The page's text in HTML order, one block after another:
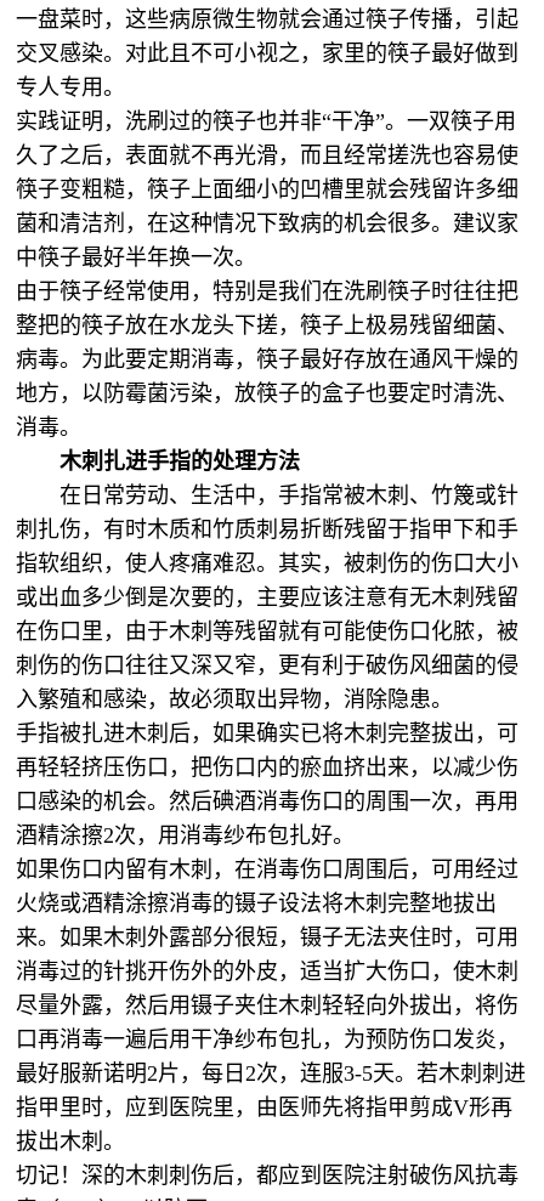
一盘菜时，这些病原微生物就会通过筷子传播，引起
交叉感染。对此且不可小视之，家里的筷子最好做到
专人专用。
实践证明，洗刷过的筷子也并非“干净”。一双筷子用
久了之后，表面就不再光滑，而且经常搓洗也容易使
筷子变粗糙，筷子上面细小的凹槽里就会残留许多细
菌和清洁剂，在这种情况下致病的机会很多。建议家
中筷子最好半年换一次。
由于筷子经常使用，特别是我们在洗刷筷子时往往把
整把的筷子放在水龙头下搓，筷子上极易残留细菌、
病毒。为此要定期消毒，筷子最好存放在通风干燥的
地方，以防霉菌污染，放筷子的盒子也要定时清洗、
消毒。
木刺扎进手指的处理方法
在日常劳动、生活中，手指常被木刺、竹篾或针
刺扎伤，有时木质和竹质刺易折断残留于指甲下和手
指软组织，使人疼痛难忍。其实，被刺伤的伤口大小
或出血多少倒是次要的，主要应该注意有无木刺残留
在伤口里，由于木刺等残留就有可能使伤口化脓，被
刺伤的伤口往往又深又窄，更有利于破伤风细菌的侵
入繁殖和感染，故必须取出异物，消除隐患。
手指被扎进木刺后，如果确实已将木刺完整拔出，可
再轻轻挤压伤口，把伤口内的瘀血挤出来，以减少伤
口感染的机会。然后碘酒消毒伤口的周围一次，再用
酒精涂擦2次，用消毒纱布包扎好。
如果伤口内留有木刺，在消毒伤口周围后，可用经过
火烧或酒精涂擦消毒的镊子设法将木刺完整地拔出
来。如果木刺外露部分很短，镊子无法夹住时，可用
消毒过的针挑开伤外的外皮，适当扩大伤口，使木刺
尽量外露，然后用镊子夹住木刺轻轻向外拔出，将伤
口再消毒一遍后用干净纱布包扎，为预防伤口发炎，
最好服新诺明2片，每日2次，连服3-5天。若木刺刺进
指甲里时，应到医院里，由医师先将指甲剪成V形再
拔出木刺。
切记！深的木刺刺伤后，都应到医院注射破伤风抗毒